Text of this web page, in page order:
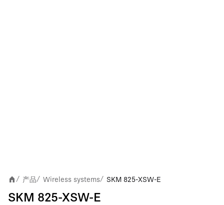
/ 产品/ Wireless systems/ SKM 825-XSW-E
SKM 825-XSW-E